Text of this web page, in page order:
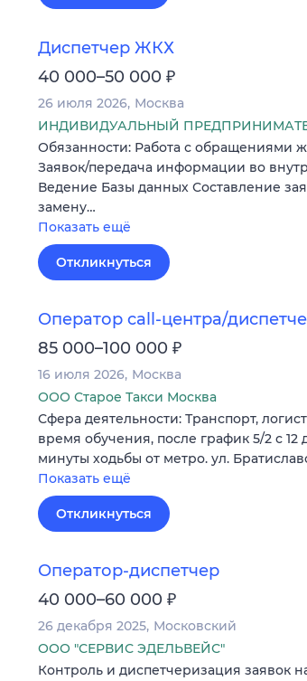
Диспетчер ЖКХ
40 000–50 000 ₽
26 июля 2026 Москва
ИНДИВИДУАЛЬНЫЙ
Обязанности: Работа с обращениями
Заявок/передача информации во
Ведение Базы данных Составление
замену…
Показать ещё
Откликнуться
Оператор call-центра/
85 000–100 000 ₽
16 июля 2026 Москва
ООО Старое Такси Москва
Сфера деятельности: Транспорт,
время обучения, после график 5/2 с
минуты ходьбы от метро. ул.
Показать ещё
Откликнуться
Оператор-диспетчер
40 000–60 000 ₽
26 декабря 2025 Московский
ООО "СЕРВИС ЭДЕЛЬВЕЙС"
Контроль и диспетчеризация заявок